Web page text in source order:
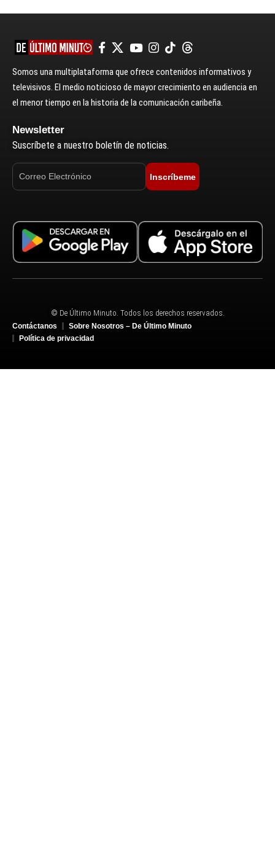
Somos una multiplataforma que ofrece contenidos informativos y
televisivos. El medio noticioso de mayor crecimiento en audiencia en
el menor tiempo en la historia de la comunicación caribeña.
Newsletter
Suscríbete a nuestro boletín de noticias.
Inscríbeme
© De Último Minuto. Todos los derechos reservados.
Contáctanos
Sobre Nosotros – De Último Minuto
Política de privacidad